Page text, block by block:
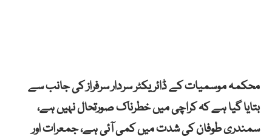
محکمہ موسمیات کے ڈائریکٹر سردار سرفراز کی جانب سے
بتایا گیا ہے کہ کراچی میں خطرناک صورتحال نہیں ہے،
سمندری طوفان کی شدت میں کمی آئی ہے، جمعرات اور